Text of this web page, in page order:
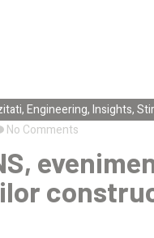
,Engineering,Insights,
No Comments